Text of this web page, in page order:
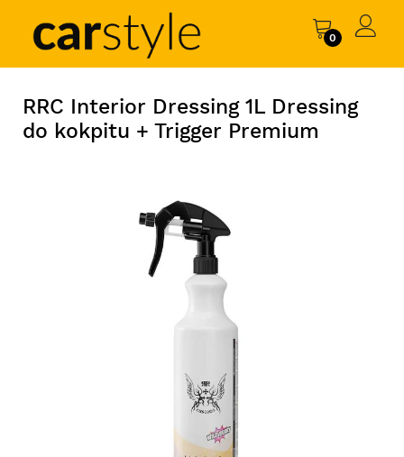
0
RRC Interior Dressing 1L Dressing
do kokpitu + Trigger Premium